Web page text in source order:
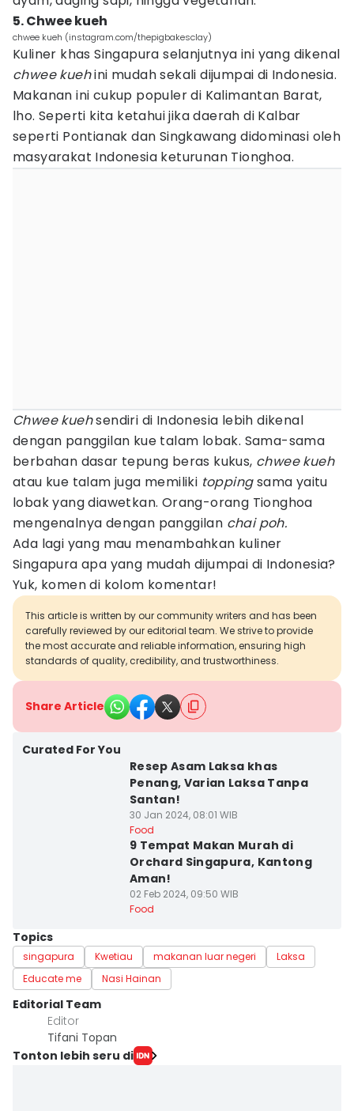
5. Chwee kueh
chwee kueh (instagram.com/thepigbakesclay)
Kuliner khas Singapura selanjutnya ini yang dikenal
chwee kuehini mudah sekali dijumpai di Indonesia.
Makanan ini cukup populer di Kalimantan Barat,
lho. Seperti kita ketahui jika daerah di Kalbar
seperti Pontianak dan Singkawang didominasi oleh
masyarakat Indonesia keturunan Tionghoa.
Chwee kuehsendiri di Indonesia lebih dikenal
dengan panggilan kue talam lobak. Sama-sama
berbahan dasar tepung beras kukus, chwee kueh
atau kue talam juga memiliki toppingsama yaitu
lobak yang diawetkan. Orang-orang Tionghoa
mengenalnya dengan panggilan chai poh.
Ada lagi yang mau menambahkan kuliner
Singapura apa yang mudah dijumpai di Indonesia?
Yuk, komen di kolom komentar!
This article is written by our community writers and has been
carefully reviewed by our editorial team. We strive to provide
the most accurate and reliable information, ensuring high
standards of quality, credibility, and trustworthiness.
Share Article
Curated For You
Resep Asam Laksa khas
Penang, Varian Laksa Tanpa
Santan!
30 Jan 2024, 08:01 WIB
Food
9 Tempat Makan Murah di
Orchard Singapura, Kantong
Aman!
02 Feb 2024, 09:50 WIB
Food
Topics
singapura Kwetiau makanan luar negeri
Laksa
Educate me
Nasi Hainan
Editorial Team
Editor
Tifani Topan
Tonton lebih seru di